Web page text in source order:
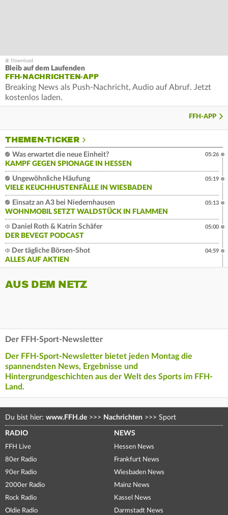
Bleib auf dem Laufenden
FFH-NACHRICHTEN-APP
Breaking News als Push-Nachricht, Audio auf Abruf. Jetzt
kostenlos laden.
FFH-APP
THEMEN-TICKER
Was erwartet die neue Einheit?
KAMPF GEGEN SPIONAGE IN HESSEN
05:26
Ungewöhnliche Häufung
VIELE KEUCHHUSTENFÄLLE IN WIESBADEN
05:19
Einsatz an A3 bei Niedernhausen
WOHNMOBIL SETZT WALDSTÜCK IN FLAMMEN
05:13
Daniel Roth & Katrin Schäfer
DER BEVEGT PODCAST
05:00
Der tägliche Börsen-Shot
ALLES AUF AKTIEN
04:59
AUS DEM NETZ
Der FFH-Sport-Newsletter
Der FFH-Sport-Newsletter bietet jeden Montag die
spannendsten News, Ergebnisse und
Hintergrundgeschichten aus der Welt des Sports im FFH-
Land.
Du bist hier: www.FFH.de >>> Nachrichten >>> Sport
RADIO
FFH Live
80er Radio
90er Radio
2000er Radio
Rock Radio
Oldie Radio
NEWS
Hessen News
Frankfurt News
Wiesbaden News
Mainz News
Kassel News
Darmstadt News